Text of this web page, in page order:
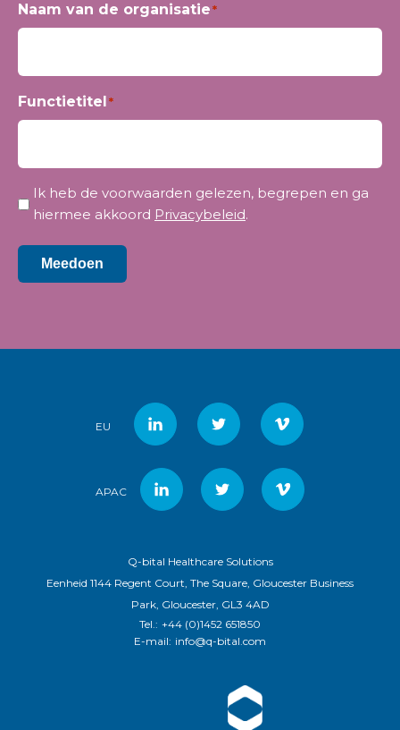
Naam van de organisatie*
Functietitel *
Privacy*
Ik heb de voorwaarden gelezen, begrepen en ga
hiermee akkoord Privacybeleid.
Meedoen
EU
APAC
Q-bital Healthcare Solutions
Eenheid 1144 Regent Court, The Square, Gloucester Business
Park, Gloucester, GL3 4AD
Tel.: +44 (0)1452 651850
E-mail: info@q-bital.com